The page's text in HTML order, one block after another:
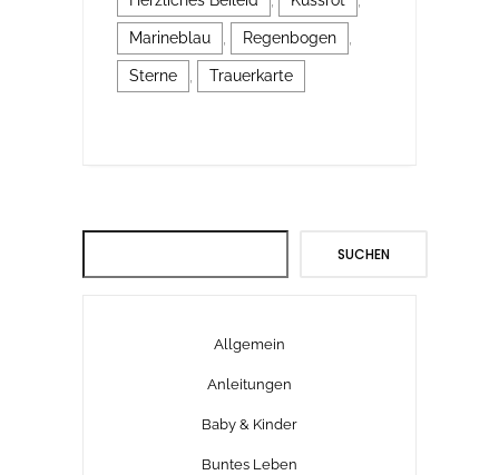
Marineblau , Regenbogen ,
Sterne , Trauerkarte
SUCHEN
Allgemein
Anleitungen
Baby & Kinder
Buntes Leben